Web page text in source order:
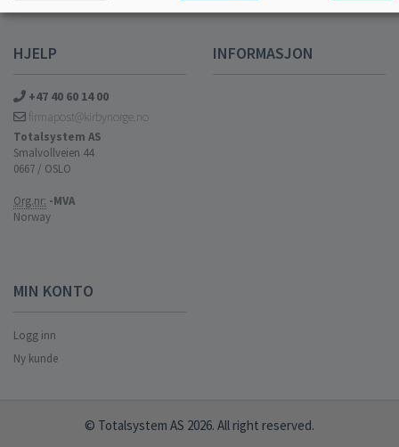
HJELP
+47 40 60 14 00
firmapost@kirbynorge.no
Totalsystem AS
Smalvollveien 44
0667 / OSLO
Org.nr: -MVA
Norway
INFORMASJON
MIN KONTO
Logg inn
Ny kunde
© Totalsystem AS 2026. All right reserved.